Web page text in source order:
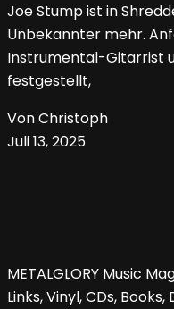
Joe Stump ist in
Unbekannter mehr.
Instrumental-Gitarrist
festgestellt,
Von Christoph
Juli 13, 2025
METALGLORY Music
Links, Vinyl, CDs,